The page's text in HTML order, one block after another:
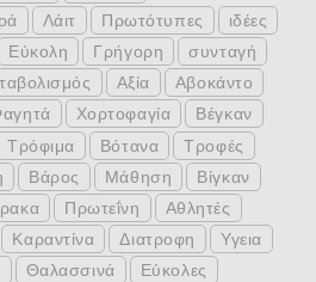
Λάιτ Πρωτότυπες
ιδέες
Εύκολη Γρήγορη
συνταγή
Αξία
Αβοκάντο
Χορτοφαγία
Βέγκαν
Τρόφιμα Βότανα
Τροφές
Βάρος Μάθηση
Βίγκαν
Πρωτεΐνη
Αθλητές
Καραντίνα Διατροφη
Υγεια
Θαλασσινά
Εύκολες